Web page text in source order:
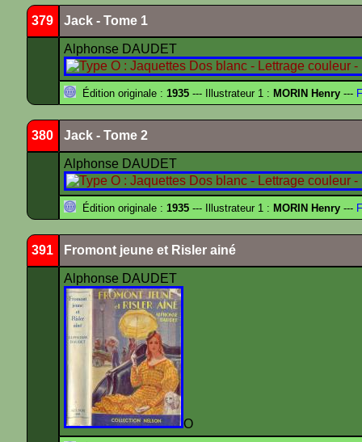
379 Jack - Tome 1
Alphonse DAUDET
Édition originale : 1935 --- Illustrateur 1 : MORIN Henry ---
380 Jack - Tome 2
Alphonse DAUDET
Édition originale : 1935 --- Illustrateur 1 : MORIN Henry ---
391 Fromont jeune et Risler ainé
Alphonse DAUDET
O